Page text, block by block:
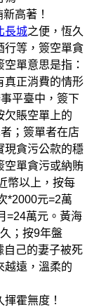
高著！
長城之便，恆久
行等，簽空單貪
單意思是指：
真正消費的情形
平臺中，簽下
欠賬空單上的
；簽單者在店
現貪污公款的穩
空單貪污或納賄
幣以上，按每
*2000元=2萬
=24萬元。黃海
；按9年盤
自己的妻子被死
越遠，溫柔的
霍無度！